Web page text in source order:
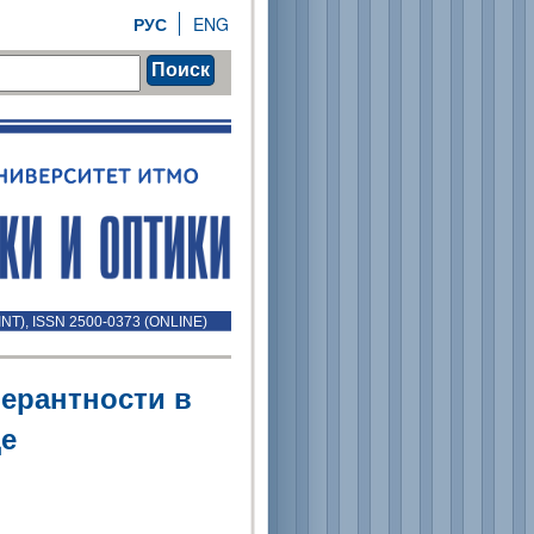
ENG
РУС
Поиск
ISSN 2500-0373 (ONLINE)
в